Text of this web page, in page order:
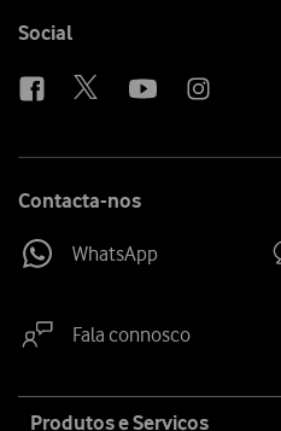
Follow
Social
Contacta-nos
WhatsApp
Fala connosco
Produtos e Serviços